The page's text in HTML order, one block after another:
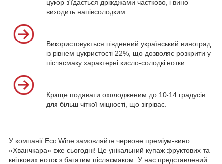
цукор з'їдається дріжджами частково, і вино
виходить напівсолодким.
Використовується південний український виноград
із рівнем цукристості 22%, що дозволяє розкрити у
післясмаку характерні кисло-солодкі нотки.
Краще подавати охолодженим до 10-14 градусів
для більш чіткої міцності, що зігріває.
У компанії Eco Wine замовляйте червоне преміум-вино
«Хванчкара» вже сьогодні! Це унікальний купаж фруктових та
квіткових ноток з багатим післясмаком. У нас представлений